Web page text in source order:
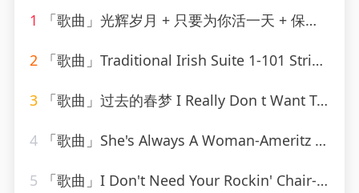
1 「歌曲」光辉岁月 + 只要为你活一天 + 保重-谢霆锋、朱一龙
2 「歌曲」Traditional Irish Suite 1-101 Strings Orchestra
3 「歌曲」过去的春梦 I Really Don t Want To Know-叶瑷菱
4 「歌曲」She's Always A Woman-Ameritz - Karaoke_20260807_141559
5 「歌曲」I Don't Need Your Rockin' Chair-Ameritz Tribute Club